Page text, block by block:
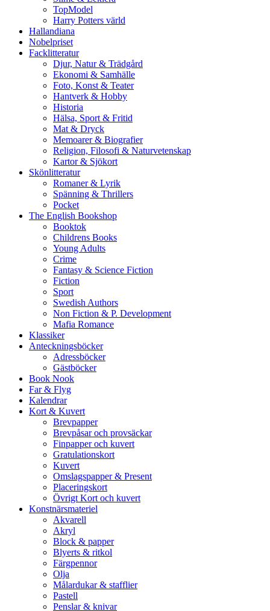
TopModel
Harry Potters värld
Hallandiana
Nobelpriset
Facklitteratur
Djur, Natur & Trädgård
Ekonomi & Samhälle
Foto, Konst & Teater
Hantverk & Hobby
Historia
Hälsa, Sport & Fritid
Mat & Dryck
Memoarer & Biografier
Religion, Filosofi & Naturvetenskap
Kartor & Sjökort
Skönlitteratur
Romaner & Lyrik
Spänning & Thrillers
Pocket
The English Bookshop
Booktok
Childrens Books
Young Adults
Crime
Fantasy & Science Fiction
Fiction
Sport
Swedish Authors
Non Fiction & P. Development
Mafia Romance
Klassiker
Anteckningsböcker
Adressböcker
Gästböcker
Book Nook
Far & Flyg
Kalendrar
Kort & Kuvert
Brevpapper
Brevpåsar och provsäckar
Finpapper och kuvert
Gratulationskort
Kuvert
Omslagspapper & Present
Placeringskort
Övrigt Kort och kuvert
Konstnärsmateriel
Akvarell
Akryl
Block & papper
Blyerts & ritkol
Färgpennor
Olja
Målardukar & stafflier
Pastell
Penslar & knivar